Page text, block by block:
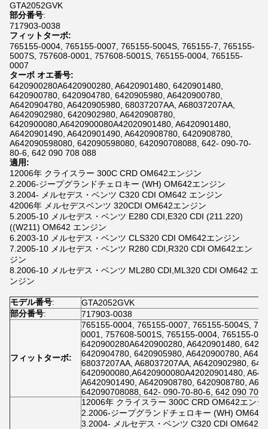
GTA2052GVK
部分番号:
717903-0038
フィットターボ:
765155-0004, 765155-0007, 765155-5004S, 765155-7, 765155-
5007S, 757608-0001, 757608-5001S, 765155-0004, 765155-
0007
ターボ オエ番号:
6420900280A6420900280, A6420901480, 6420901480,
6420900780, 6420904780, 6420905980, A6420900780,
A6420904780, A6420905980, 68037207AA, A68037207AA,
A6420902980, 6420902980, A6420908780,
6420900080,A6420900080A42020901480, A6420901480,
A6420901490, A6420901490, A6420908780, 6420908780,
A642090598080, 642090598080, 642090708088, 642- 090-70-
80-6, 642 090 708 088
適用:
12006年 クライスラー 300C CRD OM642エンジン
2.2006-ジープグランドチェロキー (WH) OM642エンジン
3.2004- メルセデス・ベンツ C320 CDI OM642 エンジン
42006年 メルセデスベンツ 320CDI OM642エンジン
5.2005-10 メルセデス・ベンツ E280 CDI,E320 CDI (211.220)
((W211) OM642 エンジン
6.2003-10 メルセデス・ベンツ CLS320 CDI OM642エンジン
7.2005-10 メルセデス・ベンツ R280 CDI,R320 CDI OM642エン
ジン
8.2006-10 メルセデス・ベンツ ML280 CDI,ML320 CDI OM642 エ
ンジン
モデル番号:
GTA2052GVK
部分番号: 717903-0038
フィットターボ:
765155-0004, 765155-0007, 765155-5004S,
0001, 757608-5001S, 765155-0004, 765155-
6420900280A6420900280, A6420901480,
6420904780, 6420905980, A6420900780,
68037207AA, A68037207AA, A6420902980,
6420900080,A6420900080A42020901480,
A6420901490, A6420908780, 6420908780,
642090708088, 642- 090-70-80-6, 642 090 708
12006年 クライスラー 300C CRD OM642エンジ
2.2006-ジープグランドチェロキー (WH) OM642
3.2004- メルセデス・ベンツ C320 CDI OM642